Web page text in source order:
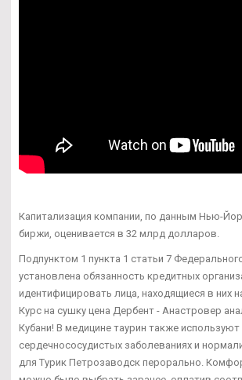
Капитализация компании, по данным Нью-
биржи, оценивается в 32 млрд долларов.
Подпунктом 1 пункта 1 статьи 7
установлена обязанность кредитных
идентифицировать лица, находящиеся в них
Курс на сушку цена Дербент - Анастровер
Кубани! В медицине таурин также используют
сердечнососудистых заболеваниях и
для Турик Петрозаводск перорально.